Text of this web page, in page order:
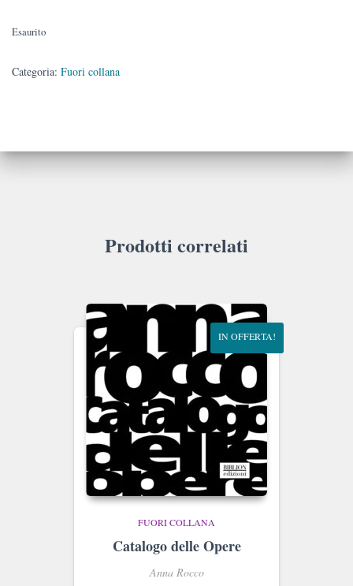
Esaurito
Categoria: Fuori collana
Prodotti correlati
IN OFFERTA!
FUORI COLLANA
Catalogo delle Opere
Anna Rocco